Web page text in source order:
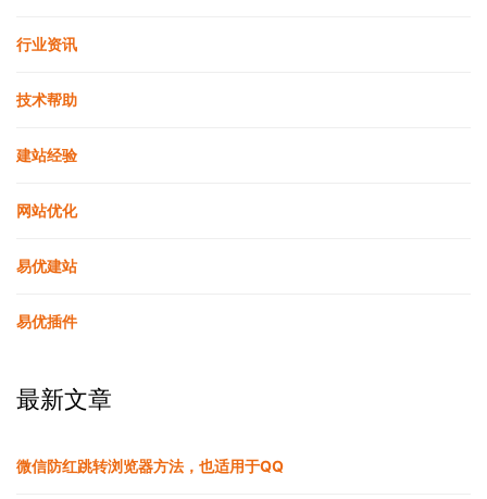
行业资讯
技术帮助
建站经验
网站优化
易优建站
易优插件
最新文章
微信防红跳转浏览器方法，也适用于QQ